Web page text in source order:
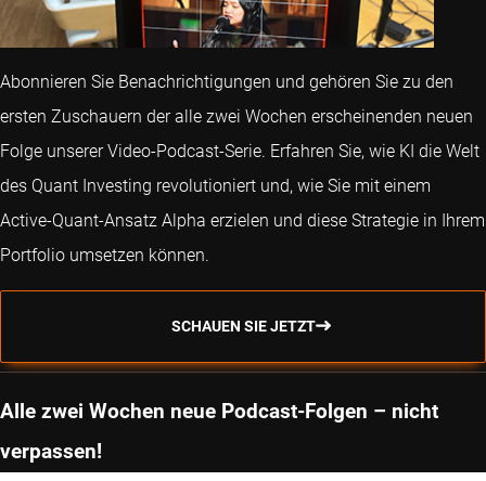
Abonnieren Sie Benachrichtigungen und gehören Sie zu den
ersten Zuschauern der alle zwei Wochen erscheinenden neuen
Folge unserer Video-Podcast-Serie. Erfahren Sie, wie KI die Welt
des Quant Investing revolutioniert und, wie Sie mit einem
Active-Quant-Ansatz Alpha erzielen und diese Strategie in Ihrem
Portfolio umsetzen können.
SCHAUEN SIE JETZT
Alle zwei Wochen neue Podcast-Folgen – nicht
verpassen!